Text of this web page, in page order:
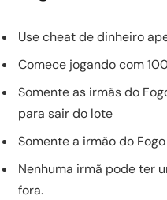
Use cheat de dinheiro
Comece jogando com
Somente as irmãs do
para sair do lote
Somente a irmão do
Nenhuma irmã pode ter
fora.